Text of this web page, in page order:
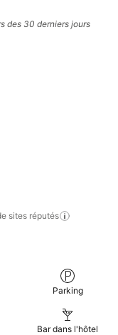
des 30 derniers jours
sites réputés
Parking
Bar dans l'hôtel